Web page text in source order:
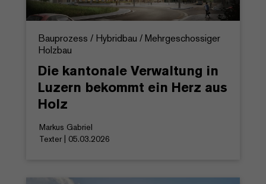
Bauprozess / Hybridbau / Mehrgeschossiger
Holzbau
Die kantonale Verwaltung in
Luzern bekommt ein Herz aus
Holz
Markus Gabriel
Texter | 05.03.2026